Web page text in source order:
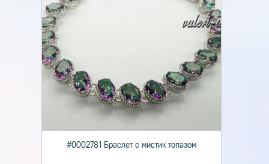
#0002781 Браслет с мистик топазом